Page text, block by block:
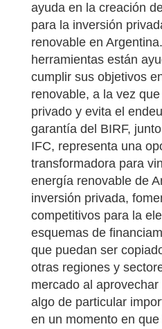
ayuda en la creación
para la inversión
renovable en
herramientas están
cumplir sus objetivos
renovable, a la vez
privado y evita el
garantía del BIRF,
IFC, representa una
transformadora para
energía renovable de
inversión privada,
competitivos para la
esquemas de
que puedan ser
otras regiones y
mercado al
algo de particular
en un momento en